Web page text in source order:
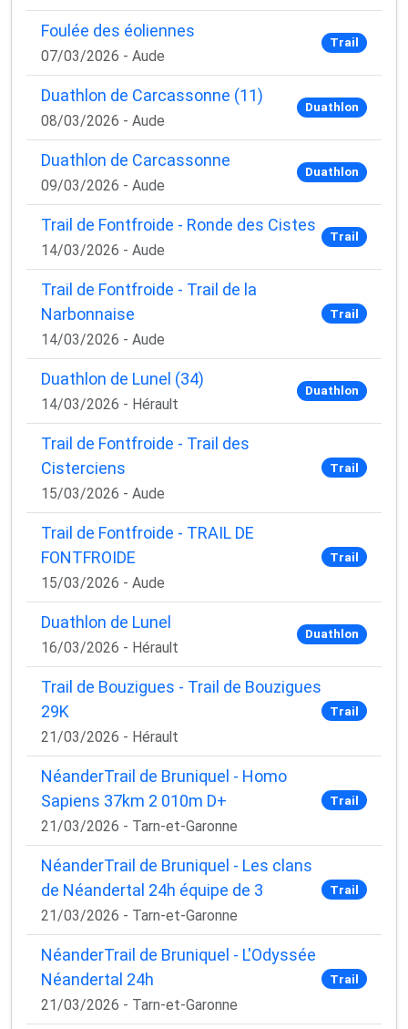
Foulée des éoliennes
07/03/2026 - Aude
Trail
Duathlon de Carcassonne (11)
08/03/2026 - Aude
Duathlon
Duathlon de Carcassonne
09/03/2026 - Aude
Duathlon
Trail de Fontfroide - Ronde des Cistes
14/03/2026 - Aude
Trail
Trail de Fontfroide - Trail de la
Narbonnaise
14/03/2026 - Aude
Trail
Duathlon de Lunel (34)
14/03/2026 - Hérault
Duathlon
Trail de Fontfroide - Trail des
Cisterciens
15/03/2026 - Aude
Trail
Trail de Fontfroide - TRAIL DE
FONTFROIDE
15/03/2026 - Aude
Trail
Duathlon de Lunel
16/03/2026 - Hérault
Duathlon
Trail de Bouzigues - Trail de Bouzigues
29K
21/03/2026 - Hérault
Trail
NéanderTrail de Bruniquel - Homo
Sapiens 37km 2 010m D+
21/03/2026 - Tarn-et-Garonne
Trail
NéanderTrail de Bruniquel - Les clans
de Néandertal 24h équipe de 3
21/03/2026 - Tarn-et-Garonne
Trail
NéanderTrail de Bruniquel - L'Odyssée
Néandertal 24h
21/03/2026 - Tarn-et-Garonne
Trail